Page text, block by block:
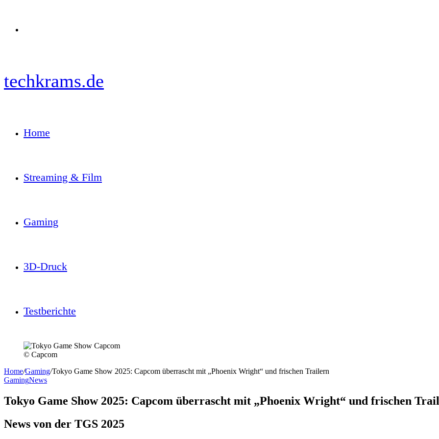
techkrams.de
Home
Streaming & Film
Gaming
3D-Druck
Testberichte
© Capcom
Home/Gaming/Tokyo Game Show 2025: Capcom überrascht mit „Phoenix Wright“ und frischen Trailern
GamingNews
Tokyo Game Show 2025: Capcom überrascht mit „Phoenix Wright“ und frischen
News von der TGS 2025